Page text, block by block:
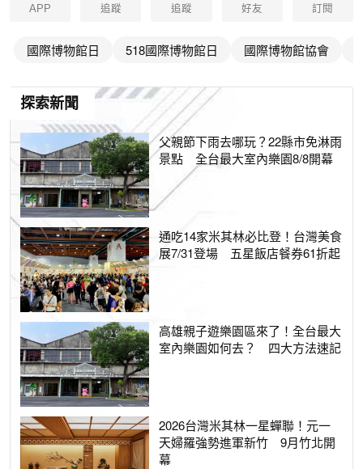
APP 追蹤 追蹤 好友 訂閱
國際博物館日 518國際博物館日 國際博物館協會
探索新聞
父親節下雨去哪玩？22縣市免淋雨
景點 全台最大室內樂園8/8開幕
通吃14家米其林必比登！台灣美食
展7/31登場 五星飯店餐券61折起
高雄親子遊樂園區來了！全台最大
室內樂園如何去？ 四大方法速記
2026台灣米其林一星蟬聯！元一
天婦羅強勢進軍新竹 9月竹北開
幕